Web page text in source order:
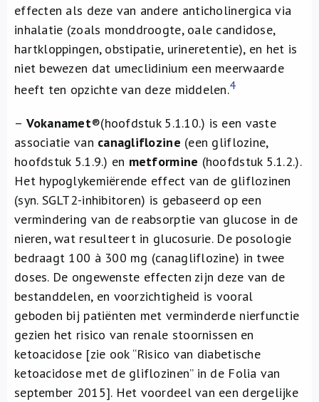
effecten als deze van andere anticholinergica via
inhalatie (zoals monddroogte, oale candidose,
hartkloppingen, obstipatie, urineretentie), en het is
niet bewezen dat umeclidinium een meerwaarde
heeft ten opzichte van deze middelen.4
– Vokanamet®(hoofdstuk 5.1.10.) is een vaste
associatie van canagliflozine (een gliflozine,
hoofdstuk 5.1.9.) en metformine (hoofdstuk 5.1.2.).
Het hypoglykemiërende effect van de gliflozinen
(syn. SGLT2-inhibitoren) is gebaseerd op een
vermindering van de reabsorptie van glucose in de
nieren, wat resulteert in glucosurie. De posologie
bedraagt 100 à 300 mg (canagliflozine) in twee
doses. De ongewenste effecten zijn deze van de
bestanddelen, en voorzichtigheid is vooral
geboden bij patiënten met verminderde nierfunctie
gezien het risico van renale stoornissen en
ketoacidose [zie ook “Risico van diabetische
ketoacidose met de gliflozinen” in de Folia van
september 2015]. Het voordeel van een dergelijke